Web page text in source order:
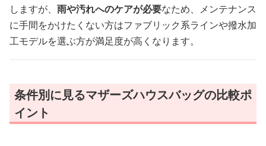
しますが、 雨や汚れへのケアが必要なため、メンテナンス
に手間をかけたくない方はファブリック系ラインや撥水加
工モデルを選ぶ方が満足度が高くなります。
条件別に見るマザーズハウスバッグの比較ポ
イント